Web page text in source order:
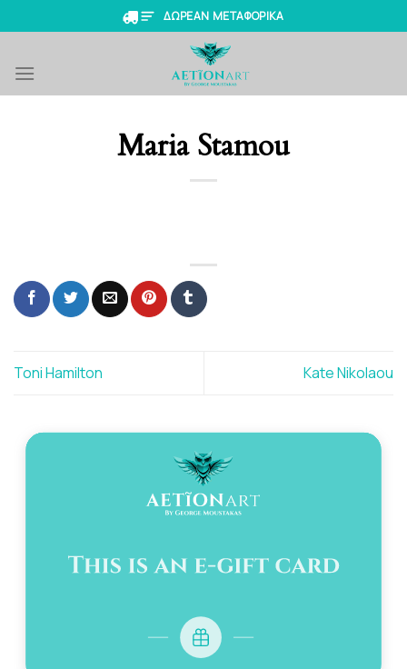
to
ΔΩΡΕΑΝ ΜΕΤΑΦΟΡΙΚΑ
Maria Stamou
Toni Hamilton Kate Nikolaou